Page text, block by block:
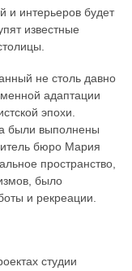
и интерьеров будет
известные
не столь давно
адаптации
эпохи.
были выполнены
бюро Мария
пространство,
было
и рекреации.
студии